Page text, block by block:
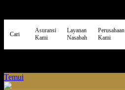
Cari
Asuransi
Kami
Layanan
Nasabah
Perusahaan
Kami
Temui